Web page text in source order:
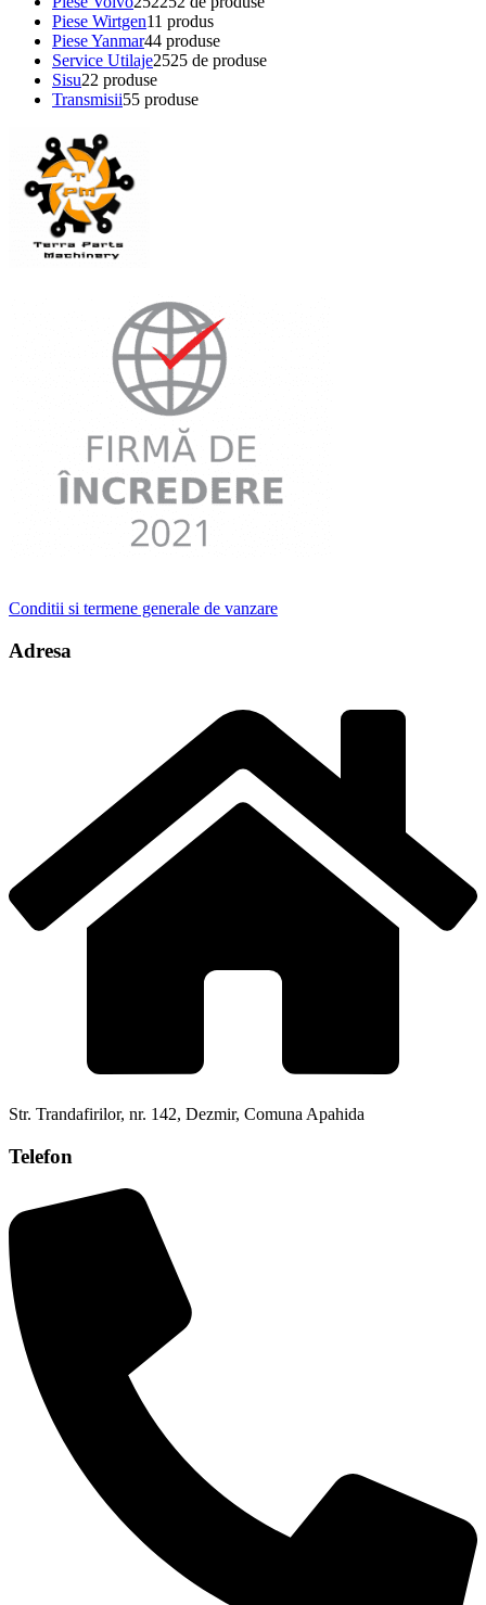
Piese Wirtgen11 produs
Piese Yanmar44 produse
Service Utilaje2525 de produse
Sisu22 produse
Transmisii55 produse
Conditii si termene generale de vanzare
Adresa
Str. Trandafirilor, nr. 142, Dezmir, Comuna Apahida
Telefon